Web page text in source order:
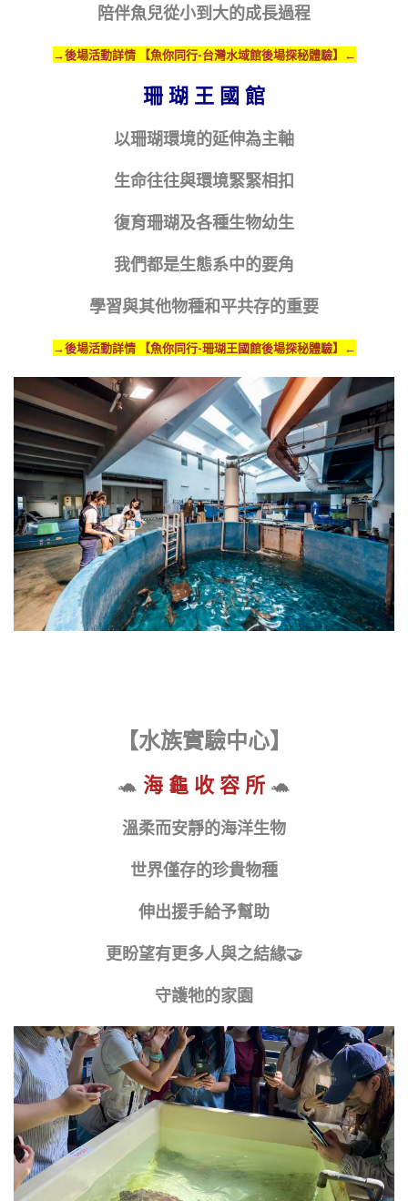
陪伴魚兒從小到大的成長過程
→後場活動詳情 【魚你同行-台灣水域館後場探秘體驗】←
珊 瑚 王 國 館
以珊瑚環境的延伸為主軸
生命往往與環境緊緊相扣
復育珊瑚及各種生物幼生
我們都是生態系中的要角
學習與其他物種和平共存的重要
→後場活動詳情 【魚你同行-珊瑚王國館後場探秘體驗】←
【水族實驗中心】
🐢 海 龜 收 容 所 🐢
溫柔而安靜的海洋生物
世界僅存的珍貴物種
伸出援手給予幫助
更盼望有更多人與之結緣🤝
守護牠的家園